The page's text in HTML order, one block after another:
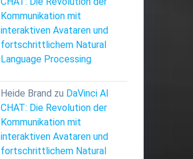
Kommunikation mit
interaktiven Avataren und
fortschrittlichem Natural
Language Processing
Heide Brand zu DaVinci AI
CHAT: Die Revolution der
Kommunikation mit
interaktiven Avataren und
fortschrittlichem Natural